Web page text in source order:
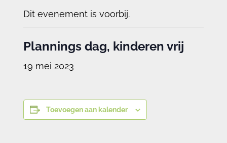
Dit evenement is voorbij.
Plannings dag, kinderen vrij
19 mei 2023
Toevoegen aan kalender